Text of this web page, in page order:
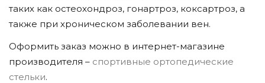
таких как остеохондроз, гонартроз, коксартроз, а
также при хроническом заболевании вен.
Оформить заказ можно в интернет-магазине
производителя – спортивные ортопедические
стельки.